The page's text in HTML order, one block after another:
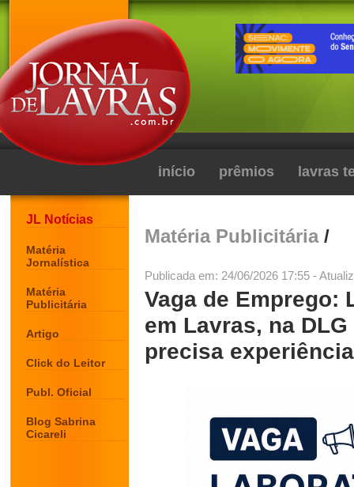
início prêmios lavras
JL Notícias
Matéria
Jornalística
Matéria
Publicitária
Artigo
Click do Leitor
Publ. Oficial
Blog Sabrina
Cicareli
Matéria Publicitária/
Publicada em: 24/06/2026 17:55 -
Vaga de Emprego:
em Lavras, na
precisa